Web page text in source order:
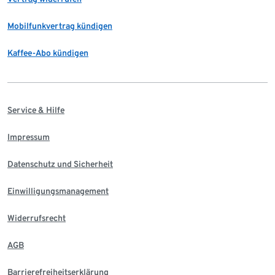
Mobilfunkvertrag kündigen
Kaffee-Abo kündigen
Service & Hilfe
Impressum
Datenschutz und Sicherheit
Einwilligungsmanagement
Widerrufsrecht
AGB
Barrierefreiheitserklärung